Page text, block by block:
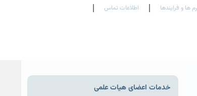
ها و فرایندها اطلاعات تماس
خدمات اعضای هیات علمی